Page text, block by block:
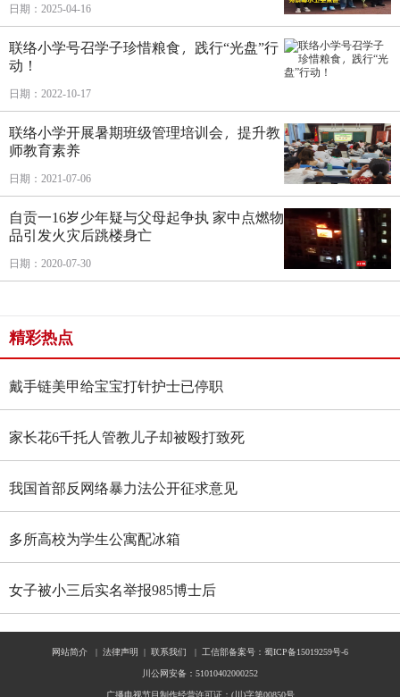
日期：2025-04-16
联络小学号召学子珍惜粮食，践行“光盘”行
动！
日期：2022-10-17
联络小学开展暑期班级管理培训会，提升教
师教育素养
日期：2021-07-06
自贡一16岁少年疑与父母起争执 家中点燃物
品引发火灾后跳楼身亡
日期：2020-07-30
精彩热点
戴手链美甲给宝宝打针护士已停职
家长花6千托人管教儿子却被殴打致死
我国首部反网络暴力法公开征求意见
多所高校为学生公寓配冰箱
女子被小三后实名举报985博士后
网站简介 | 法律声明 | 联系我们 | 工信部备案号：蜀ICP备15019259号-6
川公网安备：51010402000252
广播电视节目制作经营许可证：(川)字第00850号